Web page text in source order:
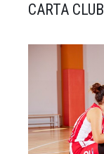
CARTA CLUB